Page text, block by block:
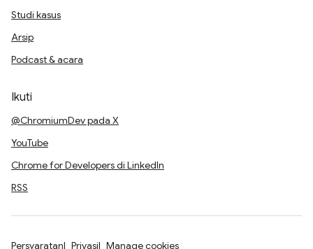
Studi kasus
Arsip
Podcast & acara
Ikuti
@ChromiumDev pada X
YouTube
Chrome for Developers di LinkedIn
RSS
Persyaratan Privasi Manage cookies